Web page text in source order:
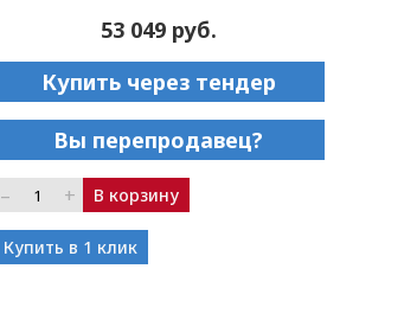
53 049 руб.
Купить через тендер
Вы перепродавец?
– + В корзину
Купить в 1 клик